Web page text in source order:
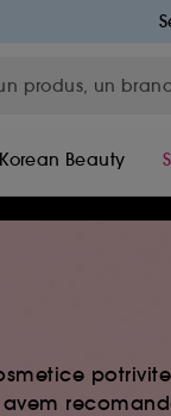
Korean Beauty